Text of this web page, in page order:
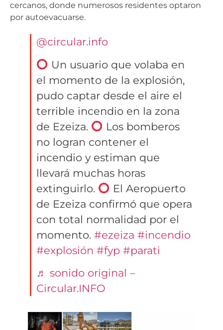
cercanos, donde numerosos residentes optaron
por autoevacuarse.
@circular.info
Un usuario que volaba en
el momento de la explosión,
pudo captar desde el aire el
terrible incendio en la zona
de Ezeiza.
Los bomberos
no logran contener el
incendio y estiman que
llevará muchas horas
extinguirlo.
El Aeropuerto
de Ezeiza confirmó que opera
con total normalidad por el
momento. #ezeiza #incendio
#explosión #fyp #parati
♬ sonido original –
Circular.INFO